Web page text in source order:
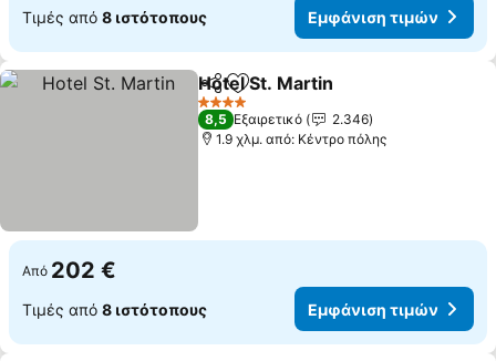
Τιμές από 8 ιστότοπους Εμφάνιση τιμών
Κοινοποίηση
Προσθήκη στα αγαπημένα
Hotel St. Martin
4 Αστέρια
8,5 Εξαιρετικό
2.346
1.9 χλμ. από: Κέντρο πόλης
Από 202 €
Τιμές από 8 ιστότοπους Εμφάνιση τιμών